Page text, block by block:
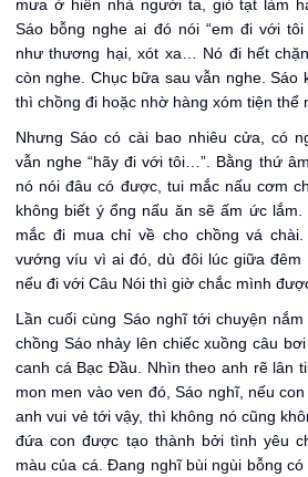
mưa ở hiên nhà người ta, gió tạt làm
Sáo bỗng nghe ai đó nói “em đi với
như thương hại, xót xa… Nó đi hết
còn nghe. Chục bữa sau vẫn nghe. Sáo
thì chồng đi hoặc nhờ hàng xóm tiện thể
Nhưng Sáo có cài bao nhiêu cửa, có
vẫn nghe “hãy đi với tôi…”. Bằng thứ
nó nói đâu có được, tui mắc nấu cơm
không biết ý ổng nấu ăn sẽ ấm ức
mắc đi mua chỉ về cho chồng vá chài.
vướng víu vì ai đó, dù đôi lúc giữa đêm
nếu đi với Câu Nói thì giờ chắc mình
Lần cuối cùng Sáo nghĩ tới chuyện
chồng Sáo nhảy lên chiếc xuồng câu
canh cá Bạc Đầu. Nhìn theo anh rẽ lân
mon men vào ven đó, Sáo nghĩ, nếu
anh vui vẻ tới vậy, thì không nó cũng
đứa con được tạo thành bởi tình yêu
màu của cá. Đang nghĩ bùi ngùi bỗng